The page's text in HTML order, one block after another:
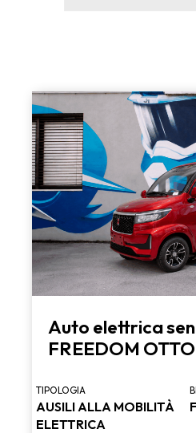
Auto elettrica
FREEDOM OTTO
TIPOLOGIA
AUSILI ALLA MOBILITÀ
ELETTRICA